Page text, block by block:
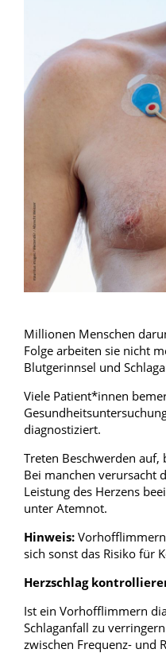
Blut, Krebs und
Haut, Haare und Nägel
Psychische Erkrankungen
Millionen Menschen
Folge arbeiten sie nicht
Blutgerinnsel und
Viele Patient*innen
diagnostiziert.
Treten Beschwerden
Bei manchen verursacht
Leistung des Herzens
unter Atemnot.
Hinweis:
sich sonst das Risiko für
Herzschlag
Ist ein Vorhofflimmern
Schlaganfall zu
zwischen Frequenz- und